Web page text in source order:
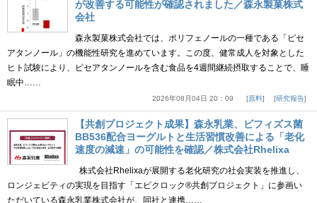
が改善する可能性が確認されました／森永製菓株式
会社
森永製菓株式会社では、ポリフェノールの一種である「ピセ
アタンノール」の機能性研究を進めています。この度、健常成人を対象とした
ヒト試験により、ピセアタンノールを含む食品を4週間継続摂取することで、睡
眠中……
2026年08月04日 20：09 原料 研究報告
【共創プロジェクト成果】森永乳業、ビフィズス菌
BB536配合ヨーグルトと生活習慣改善による「老化
速度の減速」の可能性を確認／株式会社Rhelixa
株式会社Rhelixaが展開する老化研究の社会実装を推進し、
ロンジェビティの実現を目指す「エピクロック®共創プロジェクト」に参画い
ただいている森永乳業株式会社が、同社と連携……